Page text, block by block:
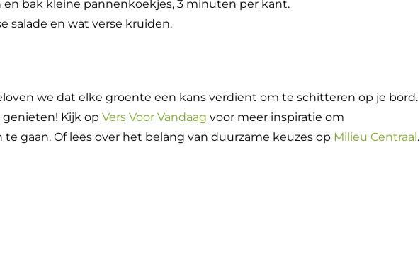
en bak kleine pannenkoekjes, 3 minuten per kant.
salade en wat verse kruiden.
we dat elke groente een kans verdient om te schitteren op je bord.
Kijk op Vers Voor Vandaag voor meer inspiratie om
gaan. Of lees over het belang van duurzame keuzes op Milieu Centraal.